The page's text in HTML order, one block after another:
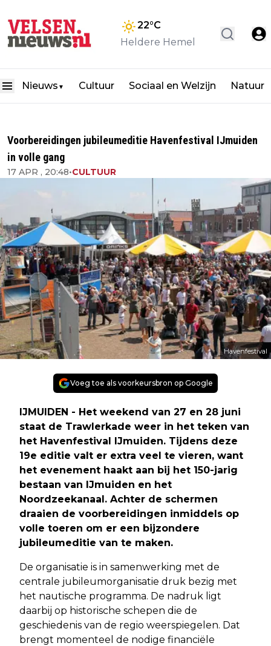
22°C
Heldere Hemel
Nieuws ▼ Cultuur Sociaal en Welzijn Natuur
Voorbereidingen jubileumeditie Havenfestival IJmuiden
in volle gang
17 APR , 20:48•CULTUUR
Havenfestival
Voeg toe als voorkeursbron op Google
IJMUIDEN - Het weekend van 27 en 28 juni
staat de Trawlerkade weer in het teken van
het Havenfestival IJmuiden. Tijdens deze
19e editie valt er extra veel te vieren, want
het evenement haakt aan bij het 150-jarig
bestaan van IJmuiden en het
Noordzeekanaal. Achter de schermen
draaien de voorbereidingen inmiddels op
volle toeren om er een bijzondere
jubileumeditie van te maken.
De organisatie is in samenwerking met de
centrale jubileumorganisatie druk bezig met
het nautische programma. De nadruk ligt
daarbij op historische schepen die de
geschiedenis van de regio weerspiegelen. Dat
brengt momenteel de nodige financiële